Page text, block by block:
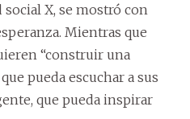
social X, se mostró con
Mientras que
“construir una
pueda escuchar a sus
que pueda inspirar